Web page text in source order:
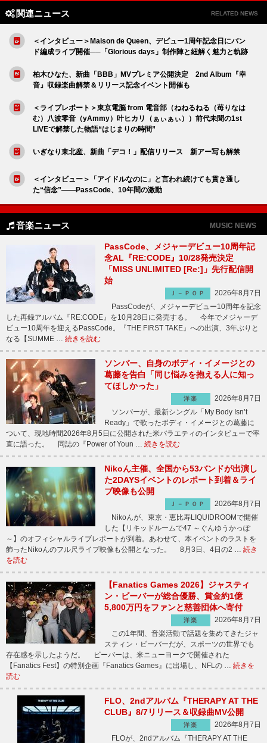
関連ニュース RELATED NEWS
＜インタビュー＞Maison de Queen、デビュー1周年記念日にバン
ド編成ライブ開催──「Glorious days」制作陣と紐解く魅力と軌跡
柏木ひなた、新曲「BBB」MVプレミア公開決定 2nd Album『幸
音』収録楽曲解禁＆リリース記念イベント開催も
＜ライブレポート＞東京電脳 from 電音部（ねねるねる（苺りなは
む）八波零音（yAmmy）叶ヒカリ（ぁぃぁぃ））前代未聞の1st
LIVEで解禁した物語“はじまりの時間”
いぎなり東北産、新曲「デコ！」配信リリース 新アー写も解禁
＜インタビュー＞「アイドルなのに」と言われ続けても貫き通し
た“信念”――PassCode、10年間の激動
音楽ニュース MUSIC NEWS
PassCode、メジャーデビュー10周年記
念AL『RE:CODE』10/28発売決定
「MISS UNLIMITED [Re:]」先行配信開
始
Ｊ－ＰＯＰ
2026年8月7日
PassCodeが、メジャーデビュー10周年を記念
した再録アルバム『RE:CODE』を10月28日に発売する。 今年でメジャーデ
ビュー10周年を迎えるPassCode。『THE FIRST TAKE』への出演、3年ぶりと
なる【SUMME … 続きを読む
ソンバー、自身のボディ・イメージとの
葛藤を告白「同じ悩みを抱える人に知っ
てほしかった」
洋楽
2026年8月7日
ソンバーが、最新シングル「My Body Isn’t
Ready」で歌ったボディ・イメージとの葛藤に
ついて、現地時間2026年8月5日に公開された米バラエティのインタビューで率
直に語った。 同誌の『Power of Youn … 続きを読む
Nikoん主催、全国から53バンドが出演し
た2DAYSイベントのレポート到着＆ライ
ブ映像も公開
Ｊ－ＰＯＰ
2026年8月7日
Nikoんが、東京・恵比寿LIQUIDROOMで開催
した【リキッドルームで47 ～ぐんゆうかっぽ
～】のオフィシャルライブレポートが到着。あわせて、本イベントのラストを
飾ったNikoんのフル尺ライブ映像も公開となった。 8月3日、4日の2 … 続き
を読む
【Fanatics Games 2026】ジャスティ
ン・ビーバーが総合優勝、賞金約1億
5,800万円をファンと慈善団体へ寄付
洋楽
2026年8月7日
この1年間、音楽活動で話題を集めてきたジャ
スティン・ビーバーだが、スポーツの世界でも
存在感を示したようだ。 ビーバーは、米ニューヨークで開催された
【Fanatics Fest】の特別企画『Fanatics Games』に出場し、NFLの … 続きを
読む
FLO、2ndアルバム『THERAPY AT THE
CLUB』8/7リリース＆収録曲MV公開
洋楽
2026年8月7日
FLOが、2ndアルバム『THERAPY AT THE